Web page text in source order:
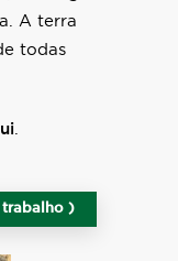
A terra
todas
.
trabalho )